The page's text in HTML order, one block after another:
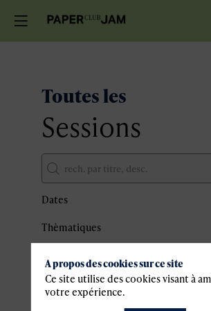
Toutes les
Sessions
Dates
Thèmatiques
Effacer tous les filtres
A propos des cookies sur ce site
Ce site utilise des cookies visant à
votre expérience.